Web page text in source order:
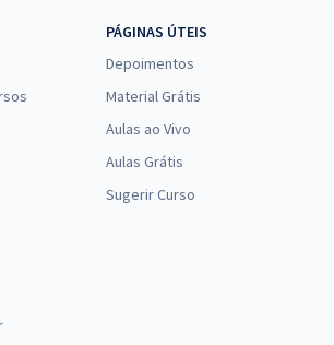
PÁGINAS ÚTEIS
Depoimentos
Material Grátis
Aulas ao Vivo
Aulas Grátis
Sugerir Curso